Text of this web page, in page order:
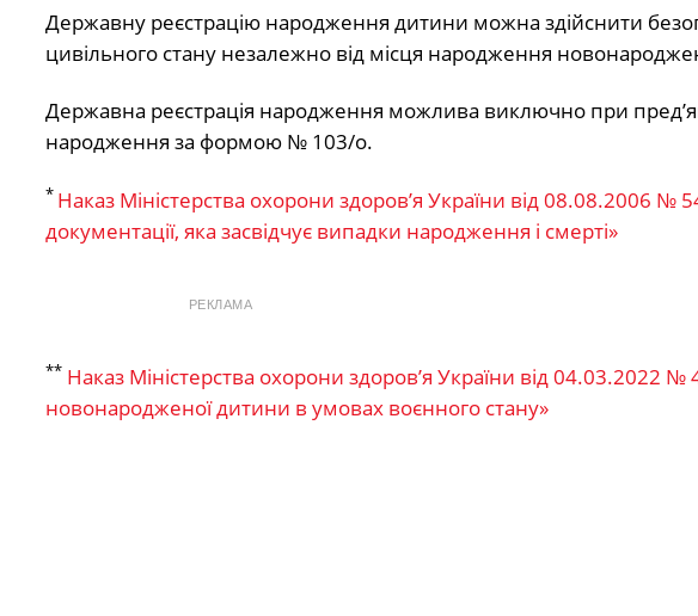
Державну реєстрацію народження дитини можна здійснити
цивільного стану незалежно від місця народження
Державна реєстрація народження можлива виключно при
народження за формою № 103/о.
* Наказ Міністерства охорони здоров’я України від 08.08.2006
документації, яка засвідчує випадки народження і смерті»
РЕКЛАМА
** Наказ Міністерства охорони здоров’я України від 04.03.2022 №
новонародженої дитини в умовах воєнного стану»